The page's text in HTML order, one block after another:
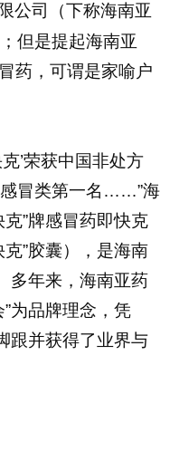
公司（下称海南亚
但是提起海南亚
药，可谓是家喻户
’荣获中国非处方
冒类第一名……”海
”牌感冒药即快克
”胶囊），是海南
多年来，海南亚药
为品牌理念，凭
跟并获得了业界与